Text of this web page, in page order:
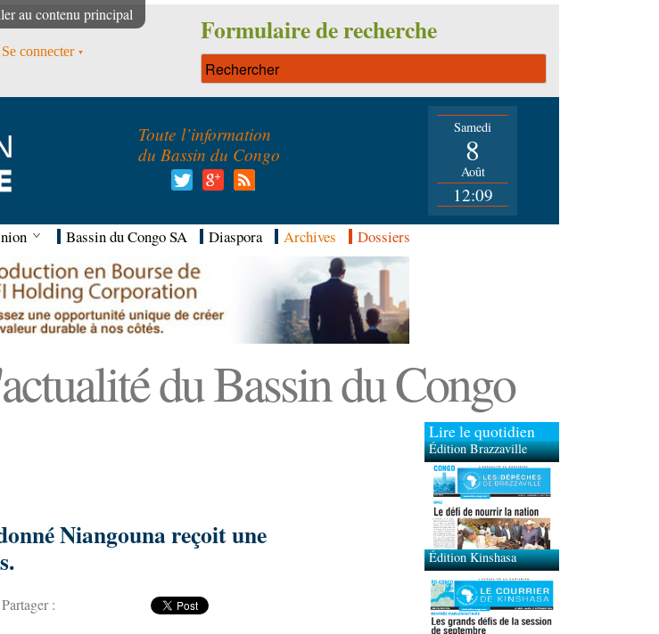
au contenu principal
Se connecter
Formulaire de recherche
Toute l’information
du Bassin du Congo
Samedi
8
Août
12:09
Bassin du Congo SA Diaspora Archives Dossiers
du Bassin du Congo
Niangouna reçoit une
Partager :
Lire le quotidien
Édition Brazzaville
Édition Kinshasa